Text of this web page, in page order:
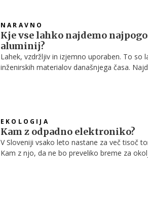
NARAVNO
Kje vse lahko najdemo
aluminij?
Lahek, vzdržljiv in izjemno uporaben. To so
inženirskih materialov današnjega časa.
EKOLOGIJA
Kam z odpadno elektroniko?
V Sloveniji vsako leto nastane za več tisoč
Kam z njo, da ne bo preveliko breme za